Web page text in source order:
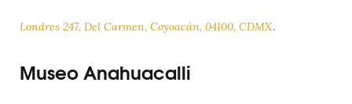
Londres 247, Del Carmen, Coyoacán, 04100, CDMX.
Museo Anahuacalli